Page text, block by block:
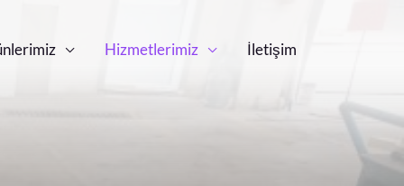
Hizmetlerimiz İletişim